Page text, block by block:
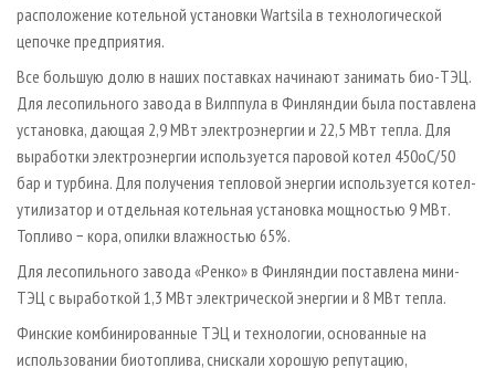
расположение котельной установки Wartsila в технологической
цепочке предприятия.
Все большую долю в наших поставках начинают занимать био-ТЭЦ.
Для лесопильного завода в Вилппула в Финляндии была поставлена
установка, дающая 2,9 МВт электроэнергии и 22,5 МВт тепла. Для
выработки электроэнергии используется паровой котел 450оС/50
бар и турбина. Для получения тепловой энергии используется котел-
утилизатор и отдельная котельная установка мощностью 9 МВт.
Топливо − кора, опилки влажностью 65%.
Для лесопильного завода «Ренко» в Финляндии поставлена мини-
ТЭЦ с выработкой 1,3 МВт электрической энергии и 8 МВт тепла.
Финские комбинированные ТЭЦ и технологии, основанные на
использовании биотоплива, снискали хорошую репутацию,